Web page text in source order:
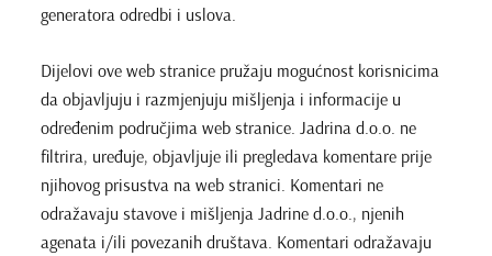
generatora odredbi i uslova.
Dijelovi ove web stranice pružaju mogućnost korisnicima
da objavljuju i razmjenjuju mišljenja i informacije u
određenim područjima web stranice. Jadrina d.o.o. ne
filtrira, uređuje, objavljuje ili pregledava komentare prije
njihovog prisustva na web stranici. Komentari ne
odražavaju stavove i mišljenja Jadrine d.o.o., njenih
agenata i/ili povezanih društava. Komentari odražavaju